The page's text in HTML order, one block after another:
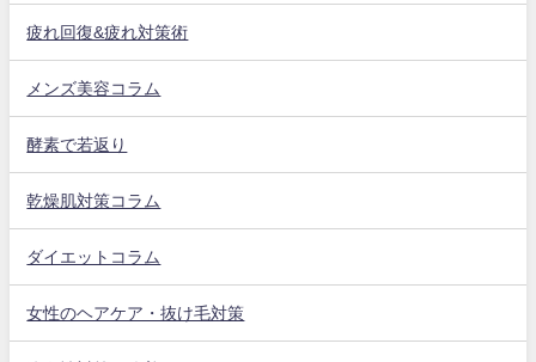
疲れ回復&疲れ対策術
メンズ美容コラム
酵素で若返り
乾燥肌対策コラム
ダイエットコラム
女性のヘアケア・抜け毛対策